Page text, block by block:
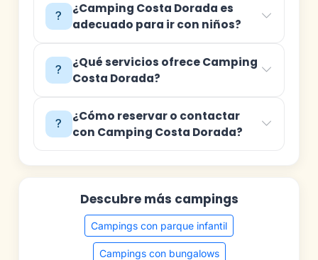
¿Camping Costa Dorada es
adecuado para ir con niños?
¿Qué servicios ofrece Camping
Costa Dorada?
¿Cómo reservar o contactar
con Camping Costa Dorada?
Descubre más campings
Campings con parque infantil
Campings con bungalows